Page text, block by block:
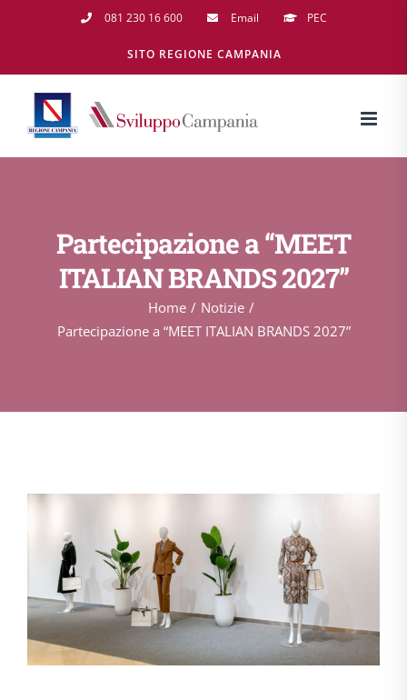
081 230 16 600 Email PEC
SITO REGIONE CAMPANIA
Partecipazione a “MEET
ITALIAN BRANDS 2027”
Home
Notizie
Partecipazione a “MEET ITALIAN BRANDS 2027”